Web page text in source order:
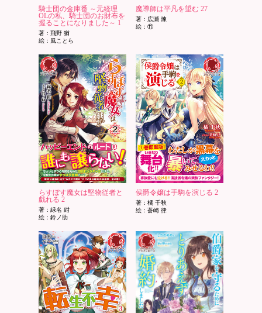
騎士団の金庫番 ～元経理
OLの私、騎士団のお財布を
握ることになりました～ 1
著：飛野 猶
絵：風ことら
魔導師は平凡を望む 27
著：広瀬 煉
絵：⑪
らすぼす魔女は堅物従者と
戯れる 2
著：緑名 紺
絵：鈴ノ助
侯爵令嬢は手駒を演じる 2
著：橘 千秋
絵：蒼崎 律